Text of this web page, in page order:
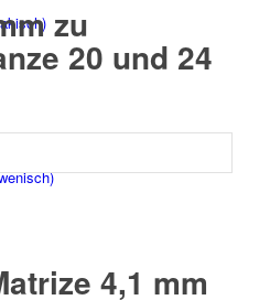
)
)
zu
20 und 24
4,1 mm